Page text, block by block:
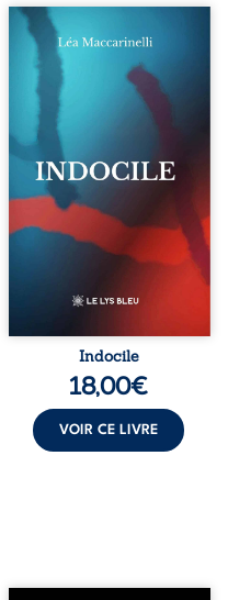
Quatre parties. Quatre refus.
Quatre visages d’une existence
en friction. Entre les silences
qu’on ne déchiffre pas, les
amours qu’on dérange, les
corps qu’on administre et les
liens qu’on sabote, cet ouvrage
parle à celles et ceux qui
vivent trop fort, trop vrai, trop
tôt. Indocile est une traversée.
Une langue nue. Une
insurrection calme. Une
déclaration d’existence pour ...
Indocile
18,00€
VOIR CE LIVRE